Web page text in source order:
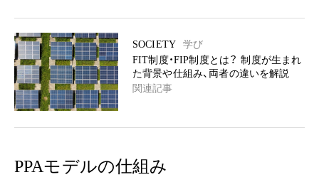
SOCIETY
学び
FIT制度・FIP制度とは？ 制度が生まれ
た背景や仕組み、両者の違いを解説
関連記事
PPAモデルの仕組み